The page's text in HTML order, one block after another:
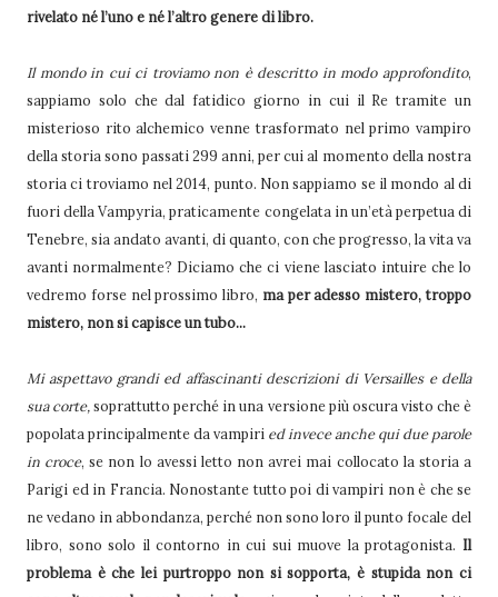
rivelato né l’uno e né l’altro genere di libro.
Il mondo in cui ci troviamo non è descritto in modo approfondito,
sappiamo solo che dal fatidico giorno in cui il Re tramite un
misterioso rito alchemico venne trasformato nel primo vampiro
della storia sono passati 299 anni, per cui al momento della nostra
storia ci troviamo nel 2014, punto. Non sappiamo se il mondo al di
fuori della Vampyria, praticamente congelata in un’età perpetua di
Tenebre, sia andato avanti, di quanto, con che progresso, la vita va
avanti normalmente? Diciamo che ci viene lasciato intuire che lo
vedremo forse nel prossimo libro, ma per adesso mistero, troppo
mistero, non si capisce un tubo...
Mi aspettavo grandi ed affascinanti descrizioni di Versailles e della
sua corte, soprattutto perché in una versione più oscura visto che è
popolata principalmente da vampiri ed invece anche qui due parole
in croce, se non lo avessi letto non avrei mai collocato la storia a
Parigi ed in Francia. Nonostante tutto poi di vampiri non è che se
ne vedano in abbondanza, perché non sono loro il punto focale del
libro, sono solo il contorno in cui sui muove la protagonista. Il
problema è che lei purtroppo non si sopporta, è stupida non ci